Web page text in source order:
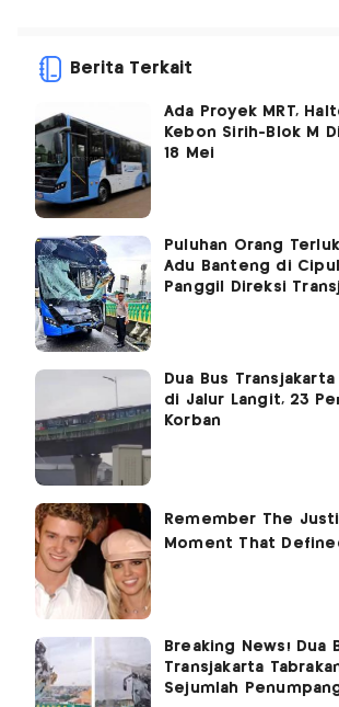
Berita Terkait
Ada Proyek MRT,
Kebon Sirih-Blok M
18 Mei
Puluhan Orang
Adu Banteng di
Panggil Direksi
Dua Bus
di Jalur Langit, 23
Korban
Breaking News! Dua
Transjakarta
Sejumlah